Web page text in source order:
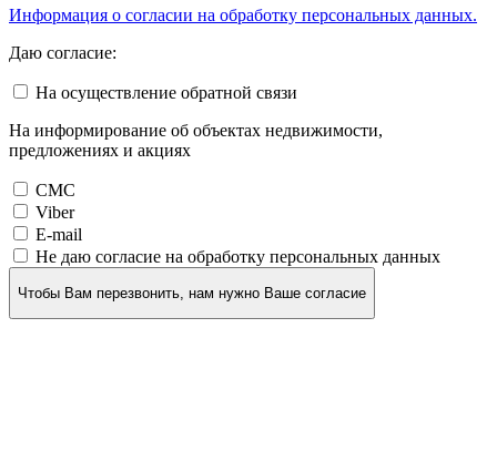
Информация о согласии на обработку персональных данных.
Даю согласие:
На осуществление обратной связи
На информирование об объектах недвижимости,
предложениях и акциях
СМС
Viber
E-mail
Не даю согласие на обработку персональных данных
Чтобы Вам перезвонить, нам нужно Ваше согласие